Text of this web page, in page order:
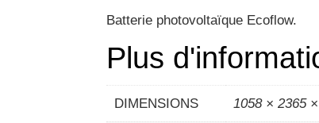
Batterie photovoltaïque Ecoflow.
Plus
DIMENSIONS 1058 × 2365